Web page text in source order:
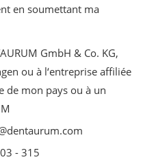
en soumettant ma
GmbH & Co. KG,
ou à l‘entreprise affiliée
de mon pays ou à un
- 315